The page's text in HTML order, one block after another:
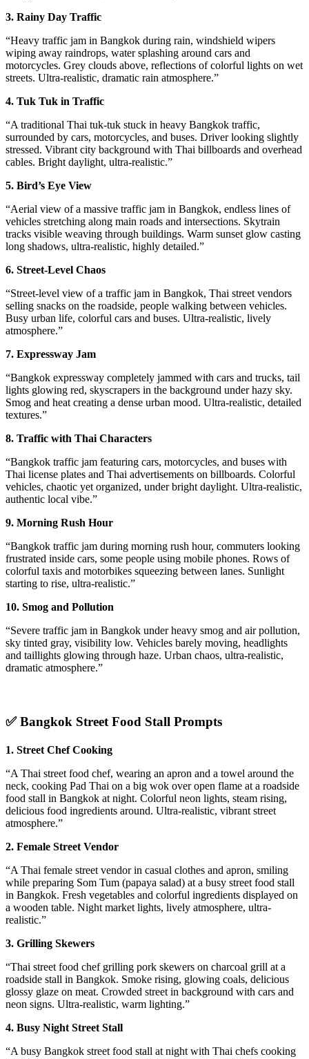
3. Rainy Day Traffic
“Heavy traffic jam in Bangkok during rain, windshield wipers
wiping away raindrops, water splashing around cars and
motorcycles. Grey clouds above, reflections of colorful lights on wet
streets. Ultra-realistic, dramatic rain atmosphere.”
4. Tuk Tuk in Traffic
“A traditional Thai tuk-tuk stuck in heavy Bangkok traffic,
surrounded by cars, motorcycles, and buses. Driver looking slightly
stressed. Vibrant city background with Thai billboards and overhead
cables. Bright daylight, ultra-realistic.”
5. Bird’s Eye View
“Aerial view of a massive traffic jam in Bangkok, endless lines of
vehicles stretching along main roads and intersections. Skytrain
tracks visible weaving through buildings. Warm sunset glow casting
long shadows, ultra-realistic, highly detailed.”
6. Street-Level Chaos
“Street-level view of a traffic jam in Bangkok, Thai street vendors
selling snacks on the roadside, people walking between vehicles.
Busy urban life, colorful cars and buses. Ultra-realistic, lively
atmosphere.”
7. Expressway Jam
“Bangkok expressway completely jammed with cars and trucks, tail
lights glowing red, skyscrapers in the background under hazy sky.
Smog and heat creating a dense urban mood. Ultra-realistic, detailed
textures.”
8. Traffic with Thai Characters
“Bangkok traffic jam featuring cars, motorcycles, and buses with
Thai license plates and Thai advertisements on billboards. Colorful
vehicles, chaotic yet organized, under bright daylight. Ultra-realistic,
authentic local vibe.”
9. Morning Rush Hour
“Bangkok traffic jam during morning rush hour, commuters looking
frustrated inside cars, some people using mobile phones. Rows of
colorful taxis and motorbikes squeezing between lanes. Sunlight
starting to rise, ultra-realistic.”
10. Smog and Pollution
“Severe traffic jam in Bangkok under heavy smog and air pollution,
sky tinted gray, visibility low. Vehicles barely moving, headlights
and taillights glowing through haze. Urban chaos, ultra-realistic,
dramatic atmosphere.”
✅Bangkok Street Food Stall Prompts
1. Street Chef Cooking
“A Thai street food chef, wearing an apron and a towel around the
neck, cooking Pad Thai on a big wok over open flame at a roadside
food stall in Bangkok at night. Colorful neon lights, steam rising,
delicious food ingredients around. Ultra-realistic, vibrant street
atmosphere.”
2. Female Street Vendor
“A Thai female street vendor in casual clothes and apron, smiling
while preparing Som Tum (papaya salad) at a busy street food stall
in Bangkok. Fresh vegetables and colorful ingredients displayed on
a wooden table. Night market lights, lively atmosphere, ultra-
realistic.”
3. Grilling Skewers
“Thai street food chef grilling pork skewers on charcoal grill at a
roadside stall in Bangkok. Smoke rising, glowing coals, delicious
glossy glaze on meat. Crowded street in background with cars and
neon signs. Ultra-realistic, warm lighting.”
4. Busy Night Street Stall
“A busy Bangkok street food stall at night with Thai chefs cooking